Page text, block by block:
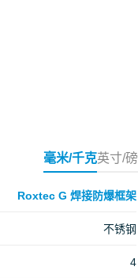
毫米/千克英寸/磅
Roxtec G 焊接防爆框架
不锈钢
4